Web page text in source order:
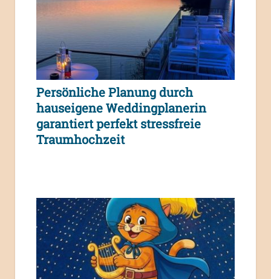
Persönliche Planung durch
hauseigene Weddingplanerin
garantiert perfekt stressfreie
Traumhochzeit